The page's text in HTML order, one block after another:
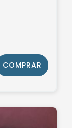
COMPRAR